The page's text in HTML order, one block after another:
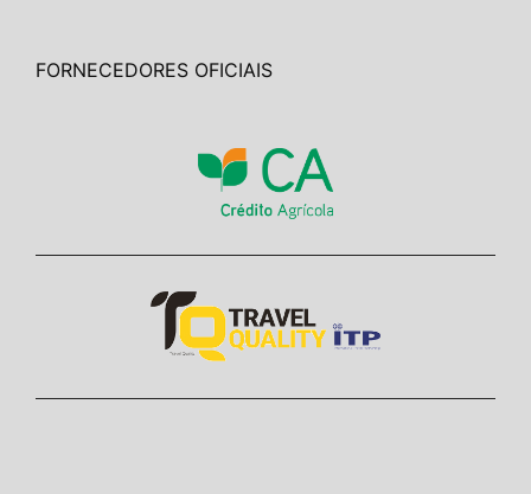
FORNECEDORES OFICIAIS